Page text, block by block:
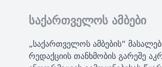
საქართველოს ამბები
„საქართველოს ამბების“
რედაქციის თანხმობის გარეშე